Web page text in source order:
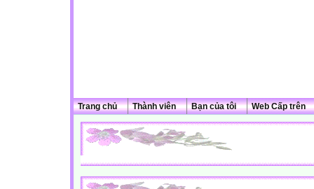
Trang chủ Thành viên Bạn của tôi Web Cấp trên